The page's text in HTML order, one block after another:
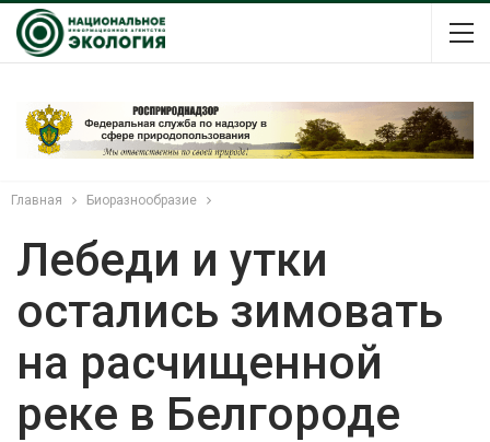
Главная Биоразнообразие
Лебеди и утки
остались зимовать
на расчищенной
реке в Белгороде